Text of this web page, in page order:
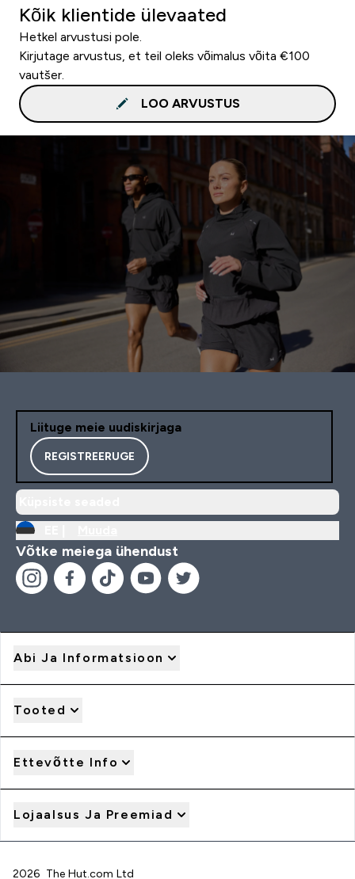
Kõik klientide ülevaated
Hetkel arvustusi pole.
Kirjutage arvustus, et teil oleks võimalus võita €100
vautšer.
LOO ARVUSTUS
Liituge meie uudiskirjaga
REGISTREERUGE
Võtke meiega ühendust
Abi Ja Informatsioon
Tooted
Ettevõtte Info
Lojaalsus Ja Preemiad
2026 The Hut.com Ltd